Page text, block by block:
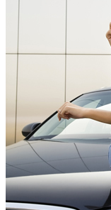
JÁ SÓ TEM
QUE
SAIBA MAIS AQUI...
a ação de formação
ANSR que inclui